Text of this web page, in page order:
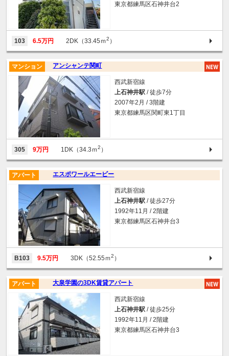
東京都練馬区石神井台2
103 6.5万円 2DK（33.45ｍ2 ）
アンシャンテ関町
マンション
西武新宿線
上石神井駅 / 徒歩7分
2007年2月 / 3階建
東京都練馬区関町東1丁目
305 9万円 1DK（34.3ｍ2 ）
エスポワールエービー
アパート
西武新宿線
上石神井駅 / 徒歩27分
1992年11月 / 2階建
東京都練馬区石神井台3
B103 9.5万円 3DK（52.55ｍ2 ）
大泉学園の3DK賃貸アパート
アパート
西武新宿線
上石神井駅 / 徒歩25分
1992年11月 / 2階建
東京都練馬区石神井台3